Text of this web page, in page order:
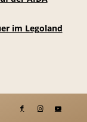
im Legoland